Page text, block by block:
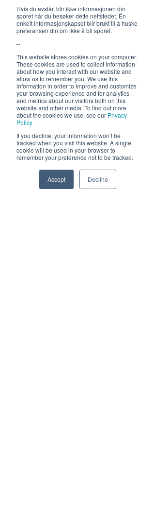
Hvis du avslår, blir ikke informasjonen din
sporet når du besøker dette nettstedet. Én
enkelt informasjonskapsel blir brukt til å huske
preferansen din om ikke å bli sporet.
--
This website stores cookies on your computer.
These cookies are used to collect information
about how you interact with our website and
allow us to remember you. We use this
information in order to improve and customize
your browsing experience and for analytics
and metrics about our visitors both on this
website and other media. To find out more
about the cookies we use, see our Privacy
Policy
If you decline, your information won’t be
tracked when you visit this website. A single
cookie will be used in your browser to
remember your preference not to be tracked.
Accept Decline
som skjer på Himmelblå og
neste sommer!
Send
Email Facebook